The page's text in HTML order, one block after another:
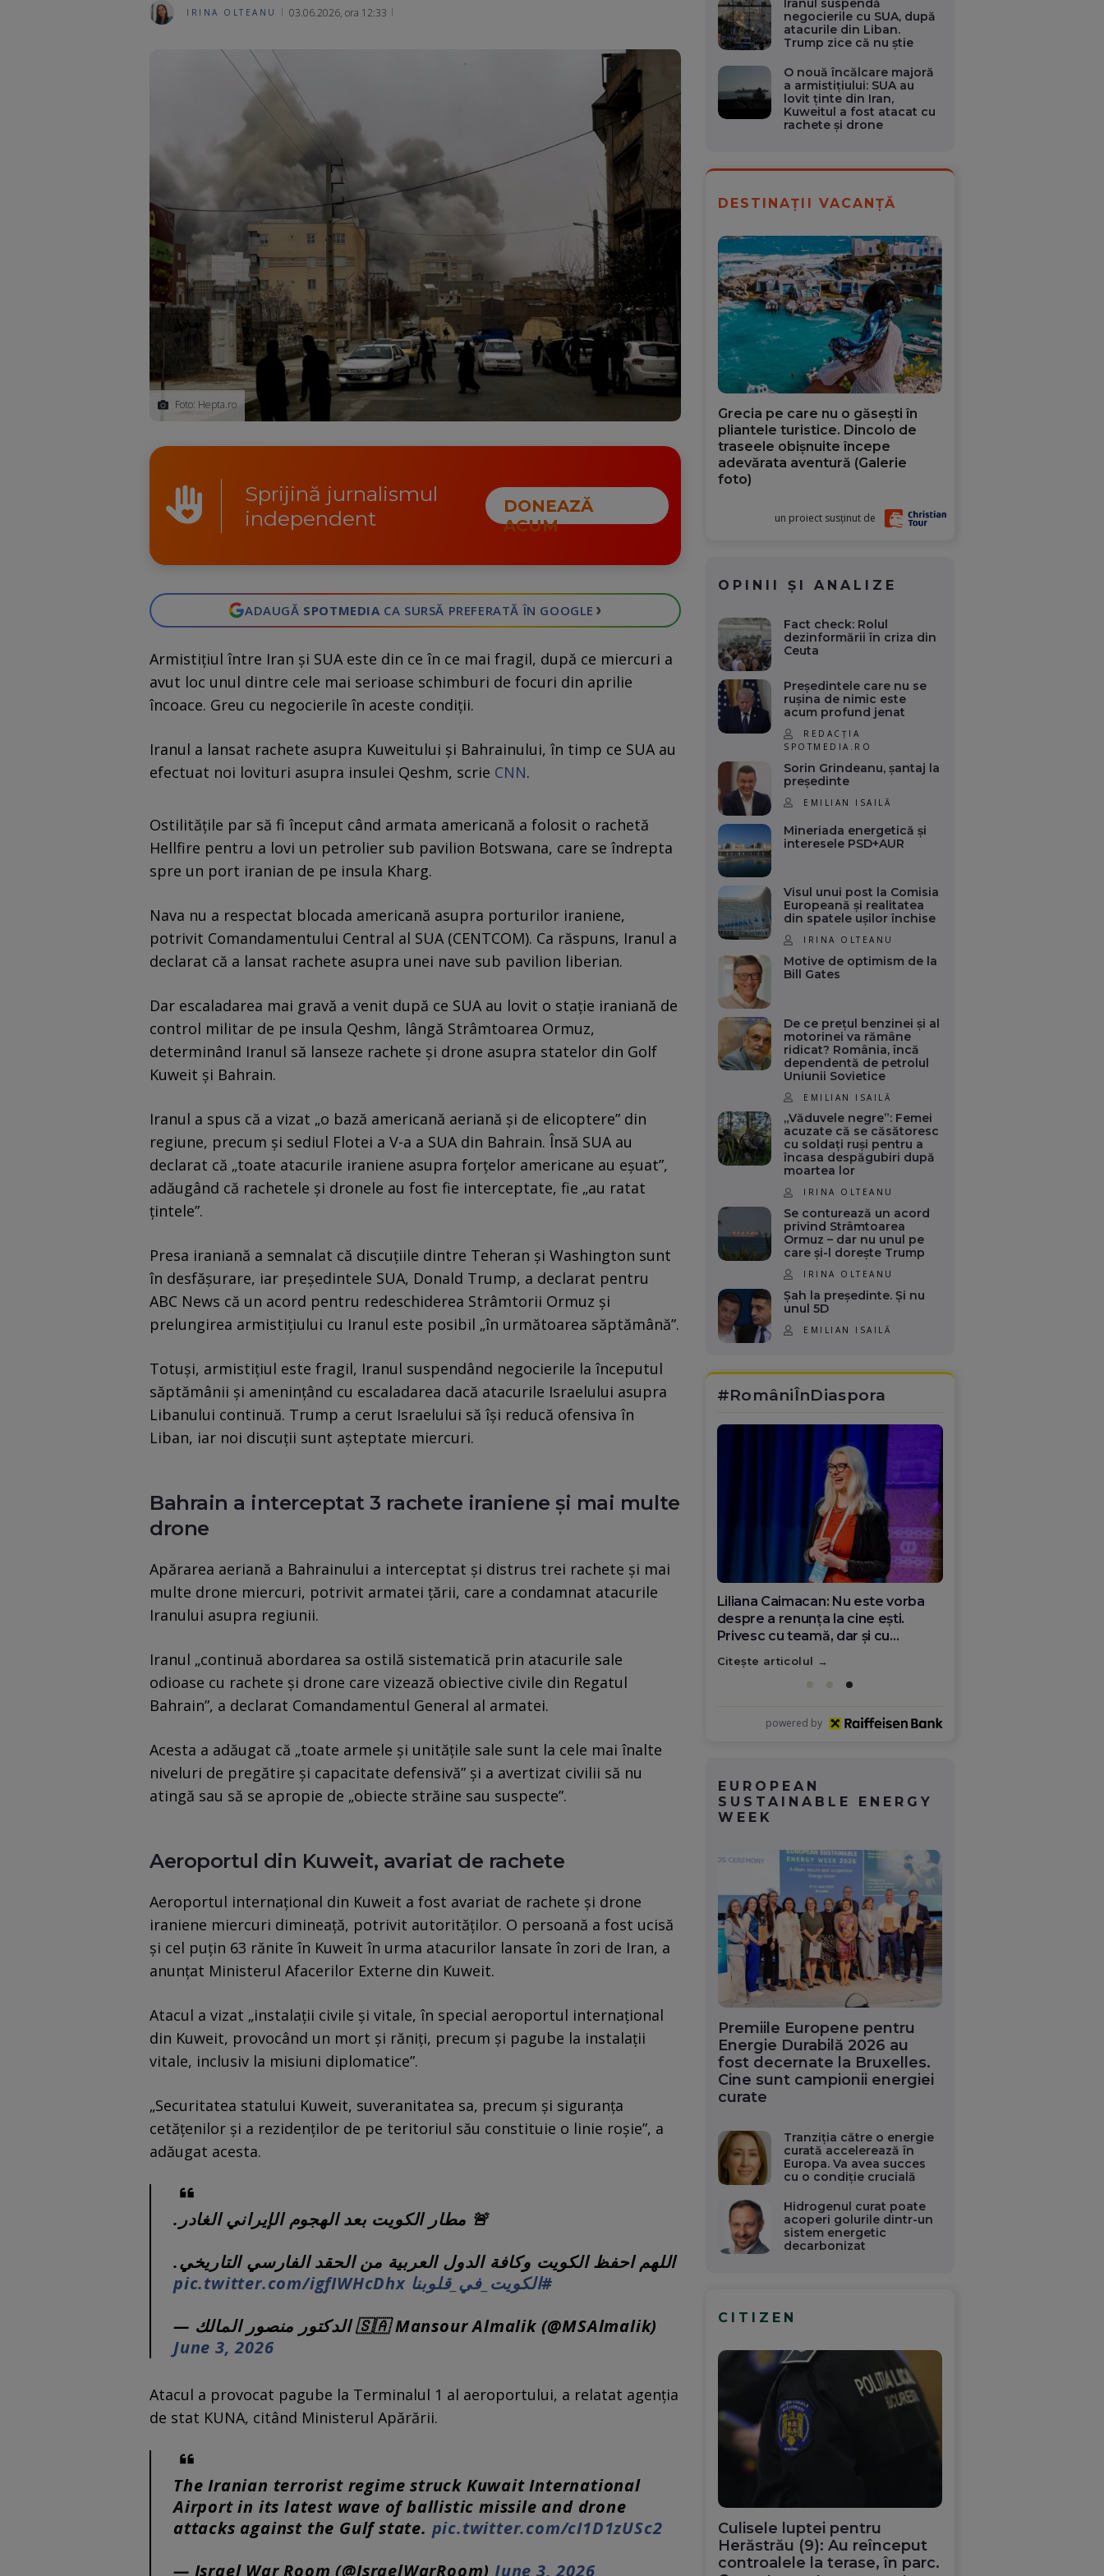
IRINA OLTEANU 03.06.2026, ora 12:33
Foto: Hepta.ro
Sprijină jurnalismul
independent
DONEAZĂ
ACUM
ADAUGĂ SPOTMEDIA CA SURSĂ PREFERATĂ ÎN GOOGLE ›
Armistițiul între Iran și SUA este din ce în ce mai fragil, după ce miercuri a
avut loc unul dintre cele mai serioase schimburi de focuri din aprilie
încoace. Greu cu negocierile în aceste condiţii.
Iranul a lansat rachete asupra Kuweitului și Bahrainului, în timp ce SUA au
efectuat noi lovituri asupra insulei Qeshm, scrie CNN.
Ostilitățile par să fi început când armata americană a folosit o rachetă
Hellfire pentru a lovi un petrolier sub pavilion Botswana, care se îndrepta
spre un port iranian de pe insula Kharg.
Nava nu a respectat blocada americană asupra porturilor iraniene,
potrivit Comandamentului Central al SUA (CENTCOM). Ca răspuns, Iranul a
declarat că a lansat rachete asupra unei nave sub pavilion liberian.
Dar escaladarea mai gravă a venit după ce SUA au lovit o stație iraniană de
control militar de pe insula Qeshm, lângă Strâmtoarea Ormuz,
determinând Iranul să lanseze rachete și drone asupra statelor din Golf
Kuweit și Bahrain.
Iranul a spus că a vizat „o bază americană aeriană și de elicoptere” din
regiune, precum și sediul Flotei a V-a a SUA din Bahrain. Însă SUA au
declarat că „toate atacurile iraniene asupra forțelor americane au eșuat”,
adăugând că rachetele și dronele au fost fie interceptate, fie „au ratat
țintele”.
Presa iraniană a semnalat că discuțiile dintre Teheran și Washington sunt
în desfășurare, iar președintele SUA, Donald Trump, a declarat pentru
ABC News că un acord pentru redeschiderea Strâmtorii Ormuz și
prelungirea armistițiului cu Iranul este posibil „în următoarea săptămână”.
Totuși, armistițiul este fragil, Iranul suspendând negocierile la începutul
săptămânii și amenințând cu escaladarea dacă atacurile Israelului asupra
Libanului continuă. Trump a cerut Israelului să își reducă ofensiva în
Liban, iar noi discuții sunt așteptate miercuri.
Bahrain a interceptat 3 rachete iraniene și mai multe
drone
Apărarea aeriană a Bahrainului a interceptat și distrus trei rachete și mai
multe drone miercuri, potrivit armatei țării, care a condamnat atacurile
Iranului asupra regiunii.
Iranul „continuă abordarea sa ostilă sistematică prin atacurile sale
odioase cu rachete și drone care vizează obiective civile din Regatul
Bahrain”, a declarat Comandamentul General al armatei.
Acesta a adăugat că „toate armele și unitățile sale sunt la cele mai înalte
niveluri de pregătire și capacitate defensivă” și a avertizat civilii să nu
atingă sau să se apropie de „obiecte străine sau suspecte”.
Aeroportul din Kuweit, avariat de rachete
Aeroportul internațional din Kuweit a fost avariat de rachete și drone
iraniene miercuri dimineață, potrivit autorităților. O persoană a fost ucisă
şi cel puţin 63 rănite în Kuweit în urma atacurilor lansate în zori de Iran, a
anunţat Ministerul Afacerilor Externe din Kuweit.
Atacul a vizat „instalaţii civile şi vitale, în special aeroportul internaţional
din Kuweit, provocând un mort şi răniţi, precum şi pagube la instalaţii
vitale, inclusiv la misiuni diplomatice”.
„Securitatea statului Kuweit, suveranitatea sa, precum şi siguranţa
cetăţenilor şi a rezidenţilor de pe teritoriul său constituie o linie roşie”, a
adăugat acesta.
🚨 مطار الكويت بعد الهجوم الإيراني الغادر.
اللهم احفظ الكويت وكافة الدول العربية من الحقد الفارسي التاريخي.
#الكويت_في_قلوبنا pic.twitter.com/igfIWHcDhx
— الدكتور منصور المالك 🇸🇦 Mansour Almalik (@MSAlmalik)
June 3, 2026
Atacul a provocat pagube la Terminalul 1 al aeroportului, a relatat agenția
de stat KUNA, citând Ministerul Apărării.
The Iranian terrorist regime struck Kuwait International
Airport in its latest wave of ballistic missile and drone
attacks against the Gulf state. pic.twitter.com/cI1D1zUSc2
— Israel War Room (@IsraelWarRoom) June 3, 2026
negocierile cu SUA, după
atacurile din Liban.
Trump zice că nu știe
O nouă încălcare majoră
a armistițiului: SUA au
lovit ținte din Iran,
Kuweitul a fost atacat cu
rachete și drone
DESTINAȚII VACANȚĂ
Grecia pe care nu o găsești în
pliantele turistice. Dincolo de
traseele obișnuite începe
adevărata aventură (Galerie
foto)
un proiect susținut de
OPINII ȘI ANALIZE
Fact check: Rolul
dezinformării în criza din
Ceuta
Președintele care nu se
rușina de nimic este
acum profund jenat
REDACȚIA
SPOTMEDIA.RO
Sorin Grindeanu, șantaj la
președinte
EMILIAN ISAILĂ
Mineriada energetică și
interesele PSD+AUR
Visul unui post la Comisia
Europeană și realitatea
din spatele ușilor închise
IRINA OLTEANU
Motive de optimism de la
Bill Gates
De ce prețul benzinei și al
motorinei va rămâne
ridicat? România, încă
dependentă de petrolul
Uniunii Sovietice
EMILIAN ISAILĂ
„Văduvele negre”: Femei
acuzate că se căsătoresc
cu soldați ruși pentru a
încasa despăgubiri după
moartea lor
IRINA OLTEANU
Se conturează un acord
privind Strâmtoarea
Ormuz – dar nu unul pe
care și-l dorește Trump
IRINA OLTEANU
Șah la președinte. Și nu
unul 5D
EMILIAN ISAILĂ
#RomâniÎnDiaspora
Diana Olar, românca de la Google
care demonstrează că diaspora
poate schimba România
Citește articolul
powered by
EUROPEAN
SUSTAINABLE ENERGY
WEEK
Premiile Europene pentru
Energie Durabilă 2026 au
fost decernate la Bruxelles.
Cine sunt campionii energiei
curate
Tranziția către o energie
curată accelerează în
Europa. Va avea succes
cu o condiție crucială
Hidrogenul curat poate
acoperi golurile dintr-un
sistem energetic
decarbonizat
CITIZEN
Culisele luptei pentru
Herăstrău (9): Au reînceput
controalele la terase, în parc.